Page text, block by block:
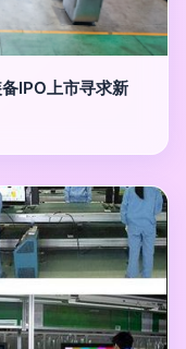
IPO上市寻求新